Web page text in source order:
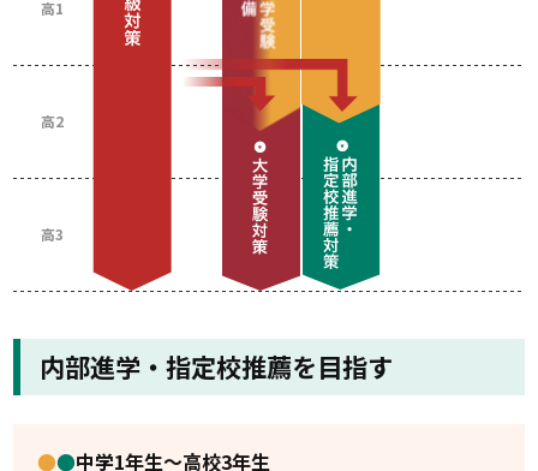
高1
高2
高3
内部進学・指定校推薦を目指す
●●中学1年生～高校3年生